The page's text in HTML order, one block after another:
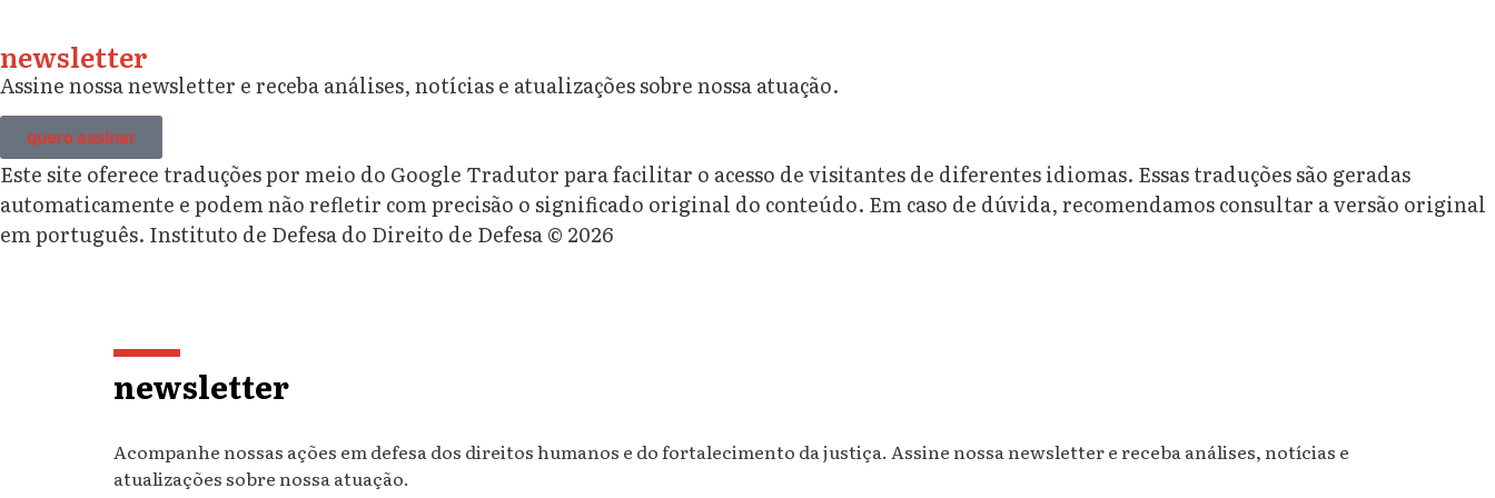
newsletter
Assine nossa newsletter e receba análises, notícias e atualizações sobre nossa atuação.
quero assinar
Este site oferece traduções por meio do Google Tradutor para facilitar o acesso de visitantes de diferentes idiomas. Essas traduções são geradas
automaticamente e podem não refletir com precisão o significado original do conteúdo. Em caso de dúvida, recomendamos consultar a versão original
em português. Instituto de Defesa do Direito de Defesa © 2026
newsletter
Acompanhe nossas ações em defesa dos direitos humanos e do fortalecimento da justiça. Assine nossa newsletter e receba análises, notícias e
atualizações sobre nossa atuação.